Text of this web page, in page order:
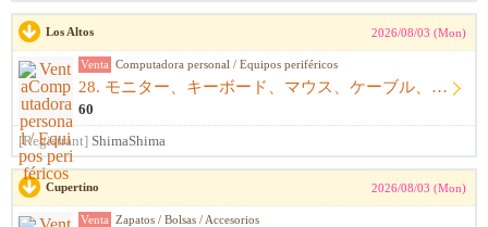
Los Altos 2026/08/03 (Mon)
Venta Computadora personal / Equipos periféricos
28. モニター、キーボード、マウス、ケーブル、アームレスト一式
60
[Registrant] ShimaShima
Cupertino 2026/08/03 (Mon)
Venta Zapatos / Bolsas / Accesorios